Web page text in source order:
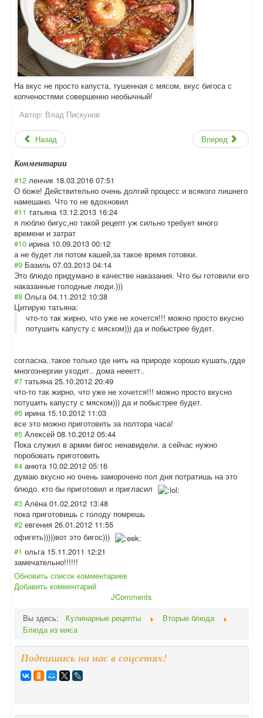
На вкус не просто капуста, тушенная с мясом, вкус бигоса с
копченостями совершенно необычный!
Автор: Влад Пискунов
Назад Вперед
Комментарии
#12 ленчик 18.03.2016 07:51
О боже! Действительно очень долгий процесс и всякого лишнего
намешано. Что то не вдохновил
#11 татьяна 13.12.2013 16:24
я люблю бигус,но такой рецепт уж сильно требует много
времени и затрат
#10 ирина 10.09.2013 00:12
а не будет ли потом кашей,за такое время готовки.
#9 Базиль 07.03.2013 04:14
Это блюдо придумано в качестве наказания. Что бы готовили его
наказанные голодные люди.)))
#8 Ольга 04.11.2012 10:38
Цитирую татьяна:
что-то так жирно, что уже не хочется!!! можно просто вкусно
потушить капусту с мяском))) да и побыстрее будет.
согласна..такое только где нить на природе хорошо кушать,гдде
многоэнергии уходит.. дома нееетт..
#7 татьяна 25.10.2012 20:49
что-то так жирно, что уже не хочется!!! можно просто вкусно
потушить капусту с мяском))) да и побыстрее будет.
#6 ирина 15.10.2012 11:03
все это можно приготовить за полтора часа!
#5 Алексей 08.10.2012 05:44
Пока служил в армии бигос ненавидели. а сейчас нужно
поробовать приготовить
#4 анюта 10.02.2012 05:16
думаю вкусно но очень заморочено пол дня потратишь на это
блюдо. кто бы приготовил и пригласил
#3 Алёна 01.02.2012 13:48
пока приготовишь с голоду помрешь
#2 евгения 26.01.2012 11:55
офигеть)))))вот это бигос)))
#1 ольга 15.11.2011 12:21
замечательно!!!!!!
Обновить список комментариев
Добавить комментарий
JComments
Вы здесь:
Кулинарные рецепты
Вторые блюда
Блюда из мяса
Подпишись на нас в соцсетях!